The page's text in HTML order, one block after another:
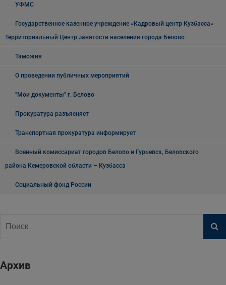
УФМС
Государственное казенное учреждение «Кадровый центр Кузбасса»
Территориальный Центр занятости населения города Белово
Таможня
О проведении публичных мероприятий
"Мои документы" г. Белово
Прокуратура разъясняет
Транспортная прокуратура информирует
Военный комиссариат городов Белово и Гурьевск, Беловского
района Кемеровской области – Кузбасса
Социальный фонд России
Архив